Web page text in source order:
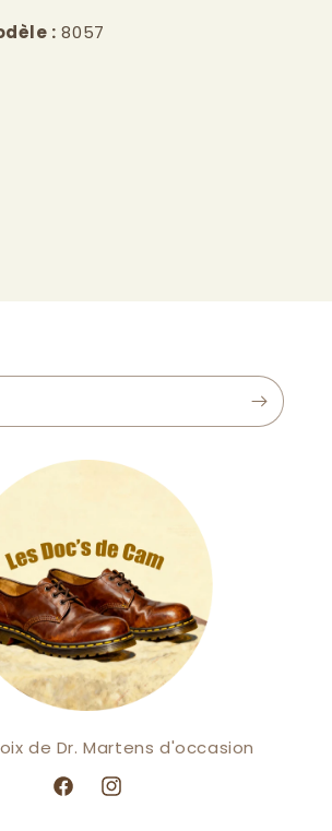
: 8057
de Dr. Martens d'occasion
FacebookInstagram